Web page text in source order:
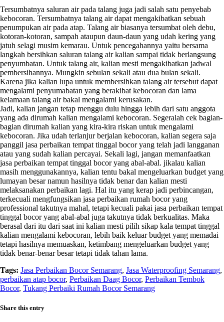
Tersumbatnya saluran air pada talang juga jadi salah satu penyebab
kebocoran. Tersumbatnya talang air dapat mengakibatkan sebuah
penumpukan air pada atap. Talang air biasanya tersumbat oleh debu,
kotoran-kotoran, sampah ataupun daun-daun yang udah kering yang
jatuh selagi musim kemarau. Untuk pencegahannya yaitu bersama
langkah bersihkan saluran talang air kalian sampai tidak berlangsung
penyumbatan. Untuk talang air, kalian mesti mengakibatkan jadwal
pembersihannya. Mungkin sebulan sekali atau dua bulan sekali.
Karena jika kalian lupa untuk membersihkan talang air tersebut dapat
mengalami penyumabatan yang berakibat kebocoran dan lama
kelamaan talang air bakal mengalami kerusakan.
Jadi, kalian jangan tetap menggu dulu hingga lebih dari satu anggota
yang ada dirumah kalian mengalami kebocoran. Segeralah cek bagian-
bagian dirumah kalian yang kira-kira riskan untuk mengalami
kebocoran. Jika udah terlanjur berjalan kebocoran, kalian segera saja
panggil jasa perbaikan tempat tinggal bocor yang telah jadi langganan
atau yang sudah kalian percayai. Sekali lagi, jangan memanfaatkan
jasa perbaikan tempat tinggal bocor yang abal-abal. jikalau kalian
masih menggunakannya, kalian tentu bakal mengeluarkan budget yang
lumayan besar namun hasilnya tidak benar dan kalian mesti
melaksanakan perbaikan lagi. Hal itu yang kerap jadi perbincangan,
terkecuali mengfungsikan jasa perbaikan rumah bocor yang
professional takutnya mahal, tetapi kecuali pakai jasa perbaikan tempat
tinggal bocor yang abal-abal juga takutnya tidak berkualitas. Maka
berasal dari itu dari saat ini kalian mesti pilih sikap kala tempat tinggal
kalian mengalami kebocoran, lebih baik keluar budget yang memadai
tetapi hasilnya memuaskan, ketimbang mengeluarkan budget yang
tidak benar-benar besar tetapi tidak tahan lama.
Tags: Jasa Perbaikan Bocor Semarang, Jasa Waterproofing Semarang,
perbaikan atap bocor, Perbaikan Daag Bocor, Perbaikan Tembok
Bocor, Tukang Perbaiki Rumah Bocor Semarang
Share this entry